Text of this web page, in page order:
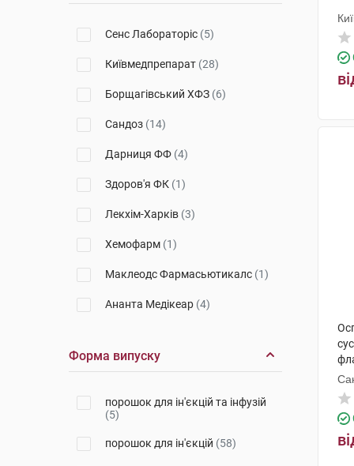
Сенс Лабораторіс (5)
Київмедпрепарат (28)
Борщагівський ХФЗ (6)
Сандоз (14)
Дарниця ФФ (4)
Здоров'я ФК (1)
Лекхім-Харків (3)
Хемофарм (1)
Маклеодс Фармасьютикалс (1)
Ананта Медікеар (4)
Кусум Хелтхкер
Сан Фармасьютикал Індастріз
Форма випуску
порошок для ін'єкцій та інфузій
(5)
порошок для ін'єкцій (58)